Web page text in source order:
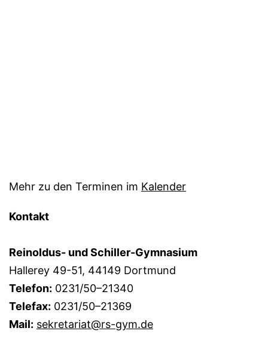
Mehr zu den Terminen im Kalender
Kontakt
Reinoldus- und Schiller-Gymnasium
Hallerey 49-51, 44149 Dortmund
Telefon: 0231/50–21340
Telefax: 0231/50–21369
Mail: sekretariat@rs-gym.de